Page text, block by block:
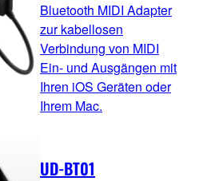
Bluetooth MIDI Adapter
zur kabellosen
Verbindung von MIDI
Ein- und Ausgängen mit
Ihren iOS Geräten oder
Ihrem Mac.
UD-BT01